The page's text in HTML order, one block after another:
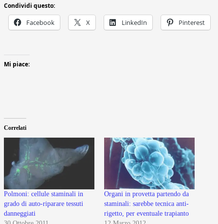
Condividi questo:
Facebook X LinkedIn Pinterest
Mi piace:
Correlati
Polmoni: cellule staminali in
grado di auto-riparare tessuti
danneggiati
Organi in provetta partendo da
staminali: sarebbe tecnica anti-
rigetto, per eventuale trapianto